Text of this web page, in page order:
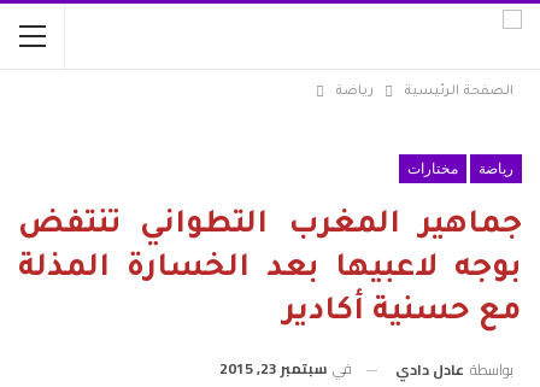
الصفحة الرئيسية رياضة
رياضة مختارات
جماهير المغرب التطواني تنتفض
بوجه لاعبيها بعد الخسارة المذلة
مع حسنية أكادير
بواسطة عادل دادي في سبتمبر 23, 2015